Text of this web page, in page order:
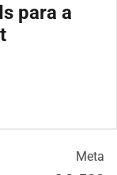
para a
Meta